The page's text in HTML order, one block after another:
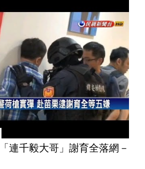
連千毅大哥」謝育全落網－